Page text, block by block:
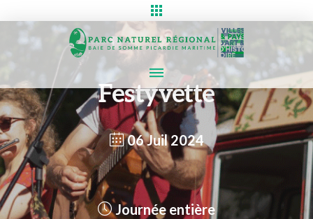
Festyvette
06 Juil 2024
Journée entière